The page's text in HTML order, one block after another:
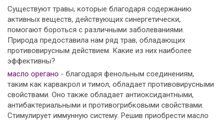
Существуют травы, которые благодаря содержанию
активных веществ, действующих синергетически,
помогают бороться с различными заболеваниями.
Природа предоставила нам ряд трав, обладающих
противовирусным действием. Какие из них наиболее
эффективны?
масло орегано - благодаря фенольным соединениям,
таким как карвакрол и тимол, обладает противовирусными
свойствами. Оно также обладает антиоксидантными,
антибактериальными и противогрибковыми свойствами.
Стимулирует иммунную систему. Решив приобрести масло